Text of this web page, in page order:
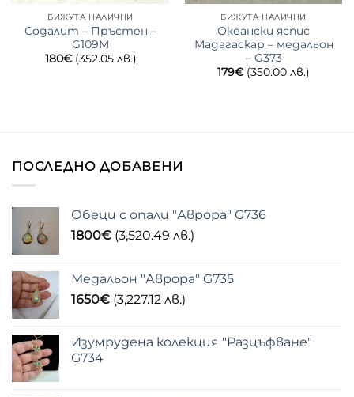
БИЖУТА НАЛИЧНИ
Содалит – Пръстен –
G109M
180€ (352.05 лв.)
БИЖУТА НАЛИЧНИ
Океански яспис
Мадагаскар – медальон
– G373
179€ (350.00 лв.)
ПОСЛЕДНО ДОБАВЕНИ
Обеци с опали "Аврора" G736
1800€ (3,520.49 лв.)
Медальон "Аврора" G735
1650€ (3,227.12 лв.)
Изумрудена колекция "Разцъфване"
G734